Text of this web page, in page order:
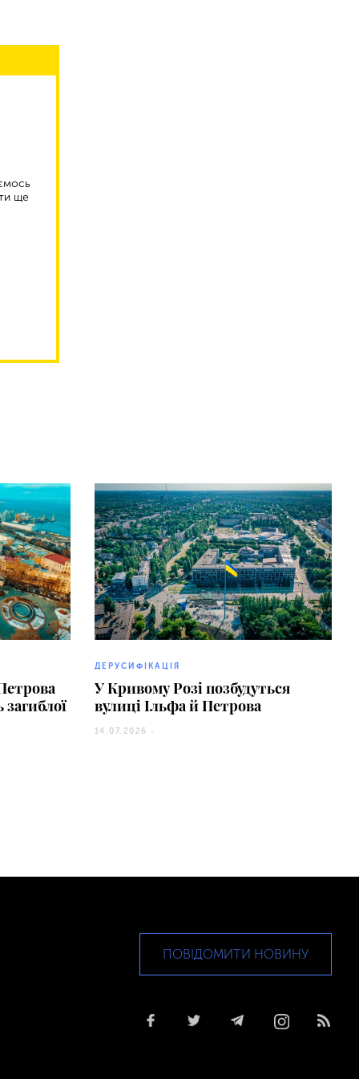
ще
ДЕРУСИФІКАЦІЯ
У Кривому Розі позбудуться
вулиці Ільфа й Петрова
14.07.2026 -
ПОВІДОМИТИ НОВИНУ